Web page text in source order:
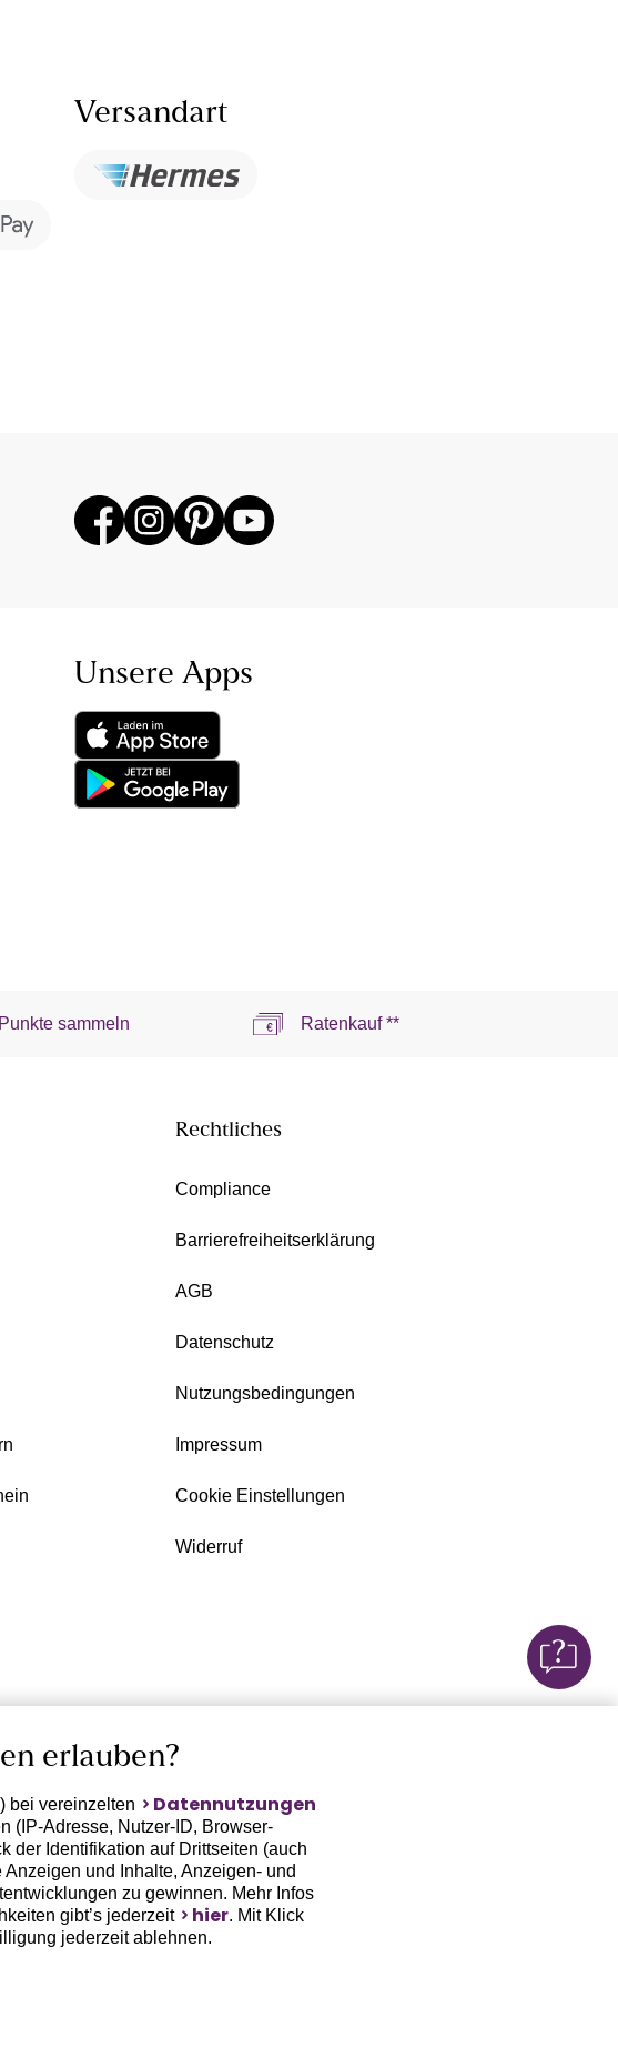
Versandart
Unsere Apps
sammeln Ratenkauf **
Rechtliches
Compliance
Barrierefreiheitserklärung
AGB
Datenschutz
Nutzungsbedingungen
Impressum
Cookie Einstellungen
Widerruf
erlauben?
bei vereinzelten Datennutzungen
(IP-Adresse, Nutzer-ID, Browser-
der Identifikation auf Drittseiten (auch
und Inhalte, Anzeigen- und
zu gewinnen. Mehr Infos
gibt’s jederzeit
hier. Mit Klick
jederzeit ablehnen.
Daten (Trackingdaten) oder die